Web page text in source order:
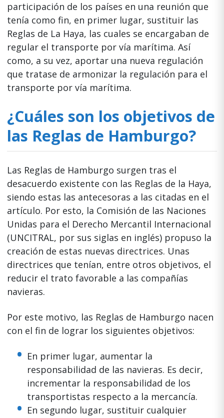
participación de los países en una reunión que
tenía como fin, en primer lugar, sustituir las
Reglas de La Haya, las cuales se encargaban de
regular el transporte por vía marítima. Así
como, a su vez, aportar una nueva regulación
que tratase de armonizar la regulación para el
transporte por vía marítima.
¿Cuáles son los objetivos de
las Reglas de Hamburgo?
Las Reglas de Hamburgo surgen tras el
desacuerdo existente con las Reglas de la Haya,
siendo estas las antecesoras a las citadas en el
artículo. Por esto, la Comisión de las Naciones
Unidas para el Derecho Mercantil Internacional
(UNCITRAL, por sus siglas en inglés) propuso la
creación de estas nuevas directrices. Unas
directrices que tenían, entre otros objetivos, el
reducir el trato favorable a las compañías
navieras.
Por este motivo, las Reglas de Hamburgo nacen
con el fin de lograr los siguientes objetivos:
En primer lugar, aumentar la
responsabilidad de las navieras. Es decir,
incrementar la responsabilidad de los
transportistas respecto a la mercancía.
En segundo lugar, sustituir cualquier